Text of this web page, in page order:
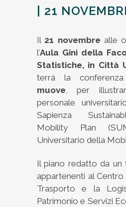
| 21
Il 21 novembre alle
l’Aula Gini della
Statistiche, in Città
terrà la
muove , per
personale
Sapienza
Mobility Plan
Universitario della
Il piano redatto da un
appartenenti al
Trasporto e la
Patrimonio e Servizi